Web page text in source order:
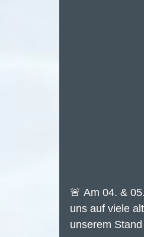
🚨 Am 04. &
uns auf viele
unserem